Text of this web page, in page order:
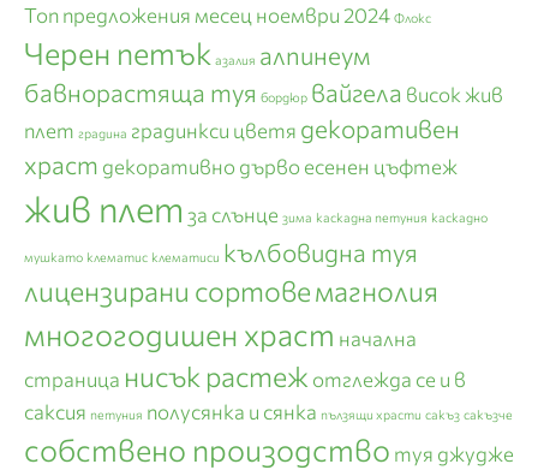
Топ предложения месец ноември 2024 Флокс
Черен петък азалия алпинеум
бавнорастяща туя бордюр вайгела висок жив
плет градина градинкси цветя декоративен
храст декоративно дърво есенен цъфтеж
жив плет за слънце зима каскадна петуния каскадно
мушкато клематис клематиси кълбовидна туя
лицензирани сортовемагнолия
многогодишен храст начална
страница нисък растеж отглежда се и в
саксия петуния полусянка и сянка пълзящи храсти сакъз сакъзче
собствено произодство туя джудже